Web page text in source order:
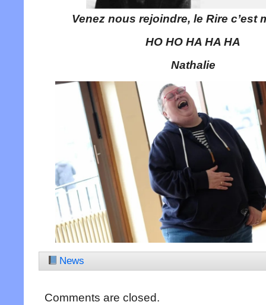
Venez nous rejoindre, le Rire c’est
HO HO HA HA HA
Nathalie
News
Comments are closed.